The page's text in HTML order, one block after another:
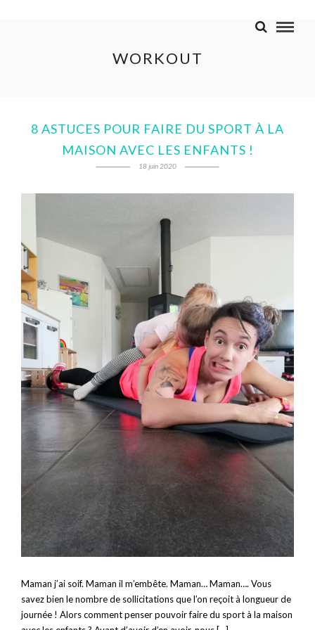
WORKOUT
8 ASTUCES POUR FAIRE DU SPORT À LA
MAISON AVEC LES ENFANTS !
18 juin 2020
Maman j’ai soif. Maman il m’embête. Maman… Maman…. Vous
savez bien le nombre de sollicitations que l’on reçoit à longueur de
journée ! Alors comment penser pouvoir faire du sport à la maison